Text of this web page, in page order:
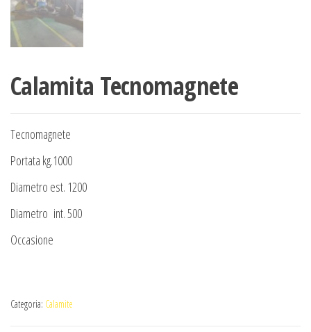
Calamita Tecnomagnete
Tecnomagnete
Portata kg.1000
Diametro est. 1200
Diametro int. 500
Occasione
Categoria: Calamite